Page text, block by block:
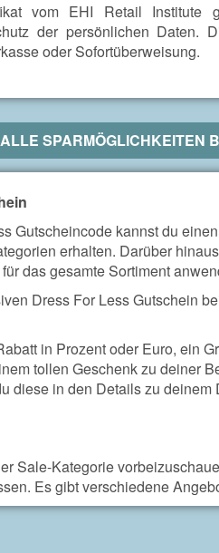
vom EHI Retail Institute
der persönlichen Daten.
oder Sofortüberweisung.
ALLE SPARMÖGLICHKEITEN
Gutscheincode kannst du
erhalten. Darüber
das gesamte Sortiment
Dress For Less Gutschein
in Prozent oder Euro, ein
tollen Geschenk zu deiner
diese in den Details zu deinem
Sale-Kategorie
Es gibt verschiedene